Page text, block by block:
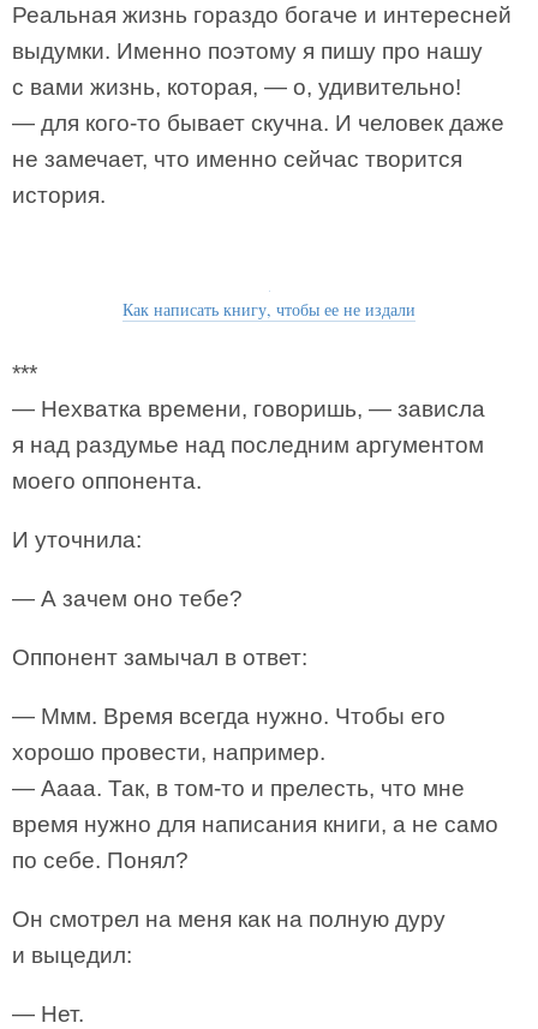
Реальная жизнь гораздо богаче и интересней
выдумки. Именно поэтому я пишу про нашу
с вами жизнь, которая, — о, удивительно!
— для кого-то бывает скучна. И человек даже
не замечает, что именно сейчас творится
история.
Как написать книгу, чтобы ее не издали
***
— Нехватка времени, говоришь, — зависла
я над раздумье над последним аргументом
моего оппонента.
И уточнила:
— А зачем оно тебе?
Оппонент замычал в ответ:
— Ммм. Время всегда нужно. Чтобы его
хорошо провести, например.
— Аааа. Так, в том-то и прелесть, что мне
время нужно для написания книги, а не само
по себе. Понял?
Он смотрел на меня как на полную дуру
и выцедил:
— Нет.